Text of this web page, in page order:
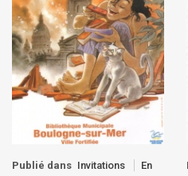
Publié dans Invitations
En